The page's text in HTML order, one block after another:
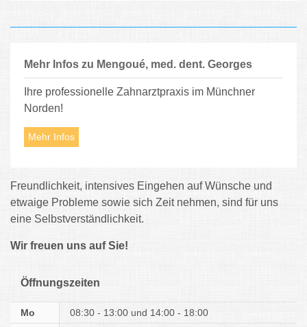
Mehr Infos zu Mengoué, med. dent. Georges
Ihre professionelle Zahnarztpraxis im Münchner
Norden!
Mehr Infos
Freundlichkeit, intensives Eingehen auf Wünsche und
etwaige Probleme sowie sich Zeit nehmen, sind für uns
eine Selbstverständlichkeit.
Wir freuen uns auf Sie!
Öffnungszeiten
Mo 08:30 - 13:00
14:00 - 18:00